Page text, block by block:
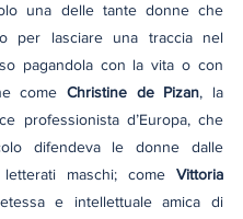
una delle tante donne che
per lasciare una traccia nel
pagandola con la vita o con
come Christine de Pizan, la
professionista d’Europa, che
difendeva le donne dalle
maschi; come Vittoria
e intellettuale amica di